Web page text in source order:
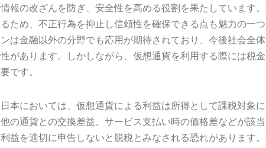
情報の改ざんを防ぎ、安全性を高める役割を果たしています
るため、不正行為を抑止し信頼性を確保できる点も魅力の一
ンは金融以外の分野でも応用が期待されており、今後社会全
性があります。しかしながら、仮想通貨を利用する際には税
要です。
日本においては、仮想通貨による利益は所得として課税対象
他の通貨との交換差益、サービス支払い時の価格差などが該
利益を適切に申告しないと脱税とみなされる恐れがあります